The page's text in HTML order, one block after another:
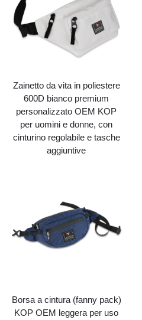
Zainetto da vita in poliestere
600D bianco premium
personalizzato OEM KOP
per uomini e donne, con
cinturino regolabile e tasche
aggiuntive
Borsa a cintura (fanny pack)
KOP OEM leggera per uso